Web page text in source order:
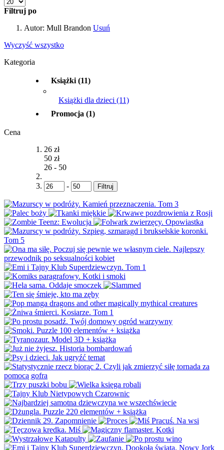
Filtruj po
Autor: Mull Brandon Usuń
Wyczyść wszystko
Kategoria
Książki (11)
Książki dla dzieci (11)
Promocja (1)
Cena
26 zł
50 zł
26 - 50
- Filtruj